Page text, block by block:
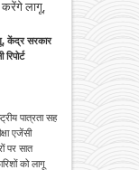
करेंगे लागू,
केंद्र सरकार
पात्रता सह
एजेंसी
पर सात
को लागू